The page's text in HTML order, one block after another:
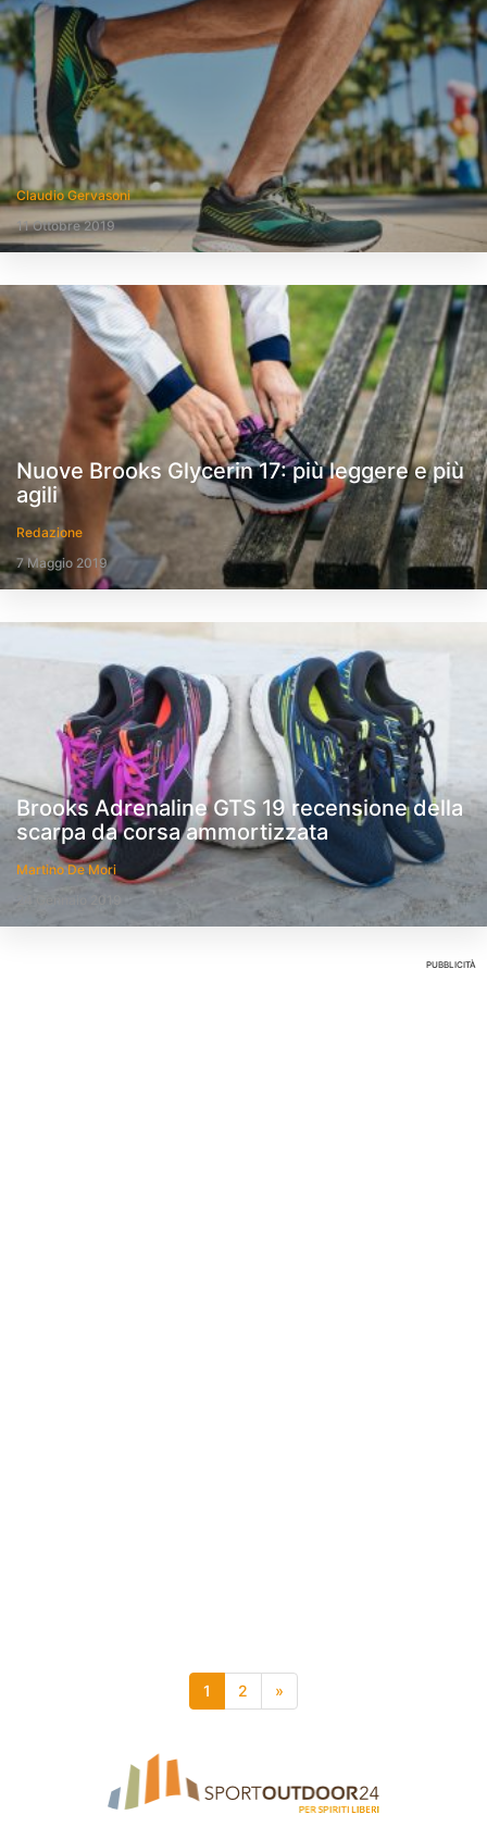
Claudio Gervasoni
11 Ottobre 2019
Nuove Brooks Glycerin 17: più leggere e più
agili
Redazione
7 Maggio 2019
Brooks Adrenaline GTS 19 recensione della
scarpa da corsa ammortizzata
Martino De Mori
24 Gennaio 2019
PUBBLICITÀ
1 2 »